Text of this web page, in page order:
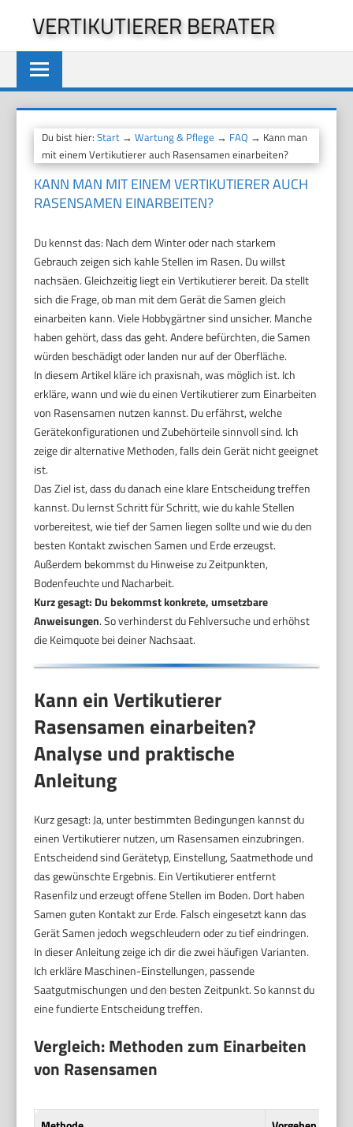
springen
VERTIKUTIERER BERATER
Du bist hier:Start →Wartung & Pflege → FAQ → Kann man
mit einem Vertikutierer auch Rasensamen einarbeiten?
KANN MAN MIT EINEM VERTIKUTIERER AUCH
RASENSAMEN EINARBEITEN?
Du kennst das: Nach dem Winter oder nach starkem
Gebrauch zeigen sich kahle Stellen im Rasen. Du willst
nachsäen. Gleichzeitig liegt ein Vertikutierer bereit. Da stellt
sich die Frage, ob man mit dem Gerät die Samen gleich
einarbeiten kann. Viele Hobbygärtner sind unsicher. Manche
haben gehört, dass das geht. Andere befürchten, die Samen
würden beschädigt oder landen nur auf der Oberfläche.
In diesem Artikel kläre ich praxisnah, was möglich ist. Ich
erkläre, wann und wie du einen Vertikutierer zum Einarbeiten
von Rasensamen nutzen kannst. Du erfährst, welche
Gerätekonfigurationen und Zubehörteile sinnvoll sind. Ich
zeige dir alternative Methoden, falls dein Gerät nicht geeignet
ist.
Das Ziel ist, dass du danach eine klare Entscheidung treffen
kannst. Du lernst Schritt für Schritt, wie du kahle Stellen
vorbereitest, wie tief der Samen liegen sollte und wie du den
besten Kontakt zwischen Samen und Erde erzeugst.
Außerdem bekommst du Hinweise zu Zeitpunkten,
Bodenfeuchte und Nacharbeit.
Kurz gesagt: Du bekommst konkrete, umsetzbare
Anweisungen. So verhinderst du Fehlversuche und erhöhst
die Keimquote bei deiner Nachsaat.
Kann ein Vertikutierer
Rasensamen einarbeiten?
Analyse und praktische
Anleitung
Kurz gesagt: Ja, unter bestimmten Bedingungen kannst du
einen Vertikutierer nutzen, um Rasensamen einzubringen.
Entscheidend sind Gerätetyp, Einstellung, Saatmethode und
das gewünschte Ergebnis. Ein Vertikutierer entfernt
Rasenfilz und erzeugt offene Stellen im Boden. Dort haben
Samen guten Kontakt zur Erde. Falsch eingesetzt kann das
Gerät Samen jedoch wegschleudern oder zu tief eindringen.
In dieser Anleitung zeige ich dir die zwei häufigen Varianten.
Ich erkläre Maschinen-Einstellungen, passende
Saatgutmischungen und den besten Zeitpunkt. So kannst du
eine fundierte Entscheidung treffen.
Vergleich: Methoden zum Einarbeiten
von Rasensamen